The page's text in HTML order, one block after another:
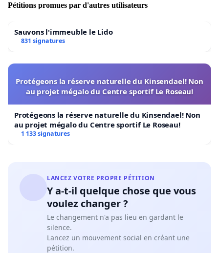
Pétitions promues par d'autres utilisateurs
Sauvons l'immeuble le Lido
831 signatures
Protégeons la réserve naturelle du Kinsendael! Non
au projet mégalo du Centre sportif Le Roseau!
Protégeons la réserve naturelle du Kinsendael! Non
au projet mégalo du Centre sportif Le Roseau!
1 133 signatures
LANCEZ VOTRE PROPRE PÉTITION
Y a-t-il quelque chose que vous
voulez changer ?
Le changement n'a pas lieu en gardant le
silence.
Lancez un mouvement social en créant une
pétition.